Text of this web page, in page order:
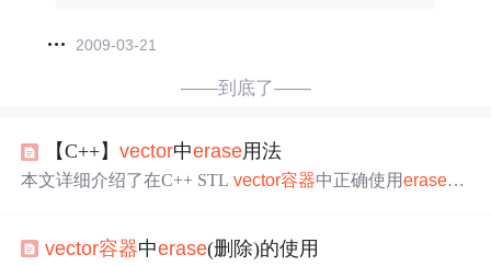
2009-03-21
——到底了——
【C++】vector中erase用法
本文详细介绍了在C++ STLvector容器中正确使用erase方
顺序不变的情况下删除重复项。
vector容器中erase(删除)的使用